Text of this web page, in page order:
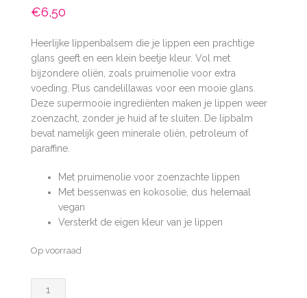
€6,50
Heerlijke lippenbalsem die je lippen een prachtige
glans geeft en een klein beetje kleur. Vol met
bijzondere oliën, zoals pruimenolie voor extra
voeding. Plus candelillawas voor een mooie glans.
Deze supermooie ingrediënten maken je lippen weer
zoenzacht, zonder je huid af te sluiten. De lipbalm
bevat namelijk geen minerale oliën, petroleum of
paraffine.
Met pruimenolie voor zoenzachte lippen
Met bessenwas en kokosolie, dus helemaal
vegan
Versterkt de eigen kleur van je lippen
Op voorraad
Lipbalm